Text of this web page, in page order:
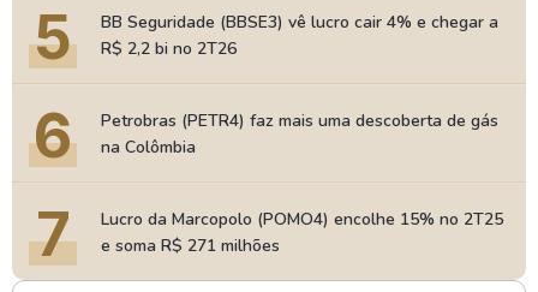
5
BB Seguridade (BBSE3) vê lucro cair 4% e chegar a
R$ 2,2 bi no 2T26
6
Petrobras (PETR4) faz mais uma descoberta de gás
na Colômbia
7
Lucro da Marcopolo (POMO4) encolhe 15% no 2T25
e soma R$ 271 milhões